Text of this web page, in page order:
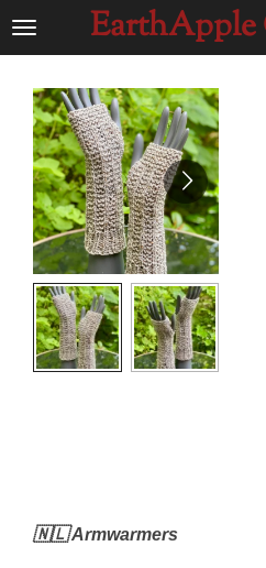
Ga
hoofdinhoud
EarthApple
🇳🇱 Armwarmers